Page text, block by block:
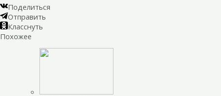
Поделиться
Отправить
Класснуть
Похожее